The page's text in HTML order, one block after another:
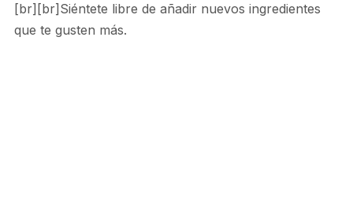
[br][br]Siéntete libre de añadir nuevos ingredientes
que te gusten más.